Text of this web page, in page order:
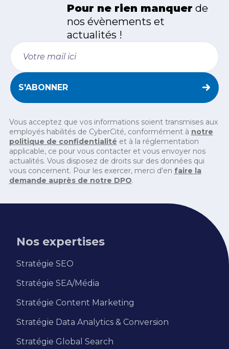
Pour ne rien manquer de
nosévènements et
actualités !
S'ABONNER
Vous acceptez que vos informations soient transmises aux
employés habilités de CyberCité, conformément à notre
politique de confidentialité et à la réglementation
applicable, ce pour vous contacter et vous envoyer nos
actualités. Vous disposez de droits sur des données qui
vous concernent. Pour les exercer, merci d'en faire la
demande auprès de notre DPO.
Nos expertises
Stratégie SEO
Stratégie SEA/Média
Stratégie Content Marketing
Stratégie Data Analytics & Conversion
Stratégie Global Search